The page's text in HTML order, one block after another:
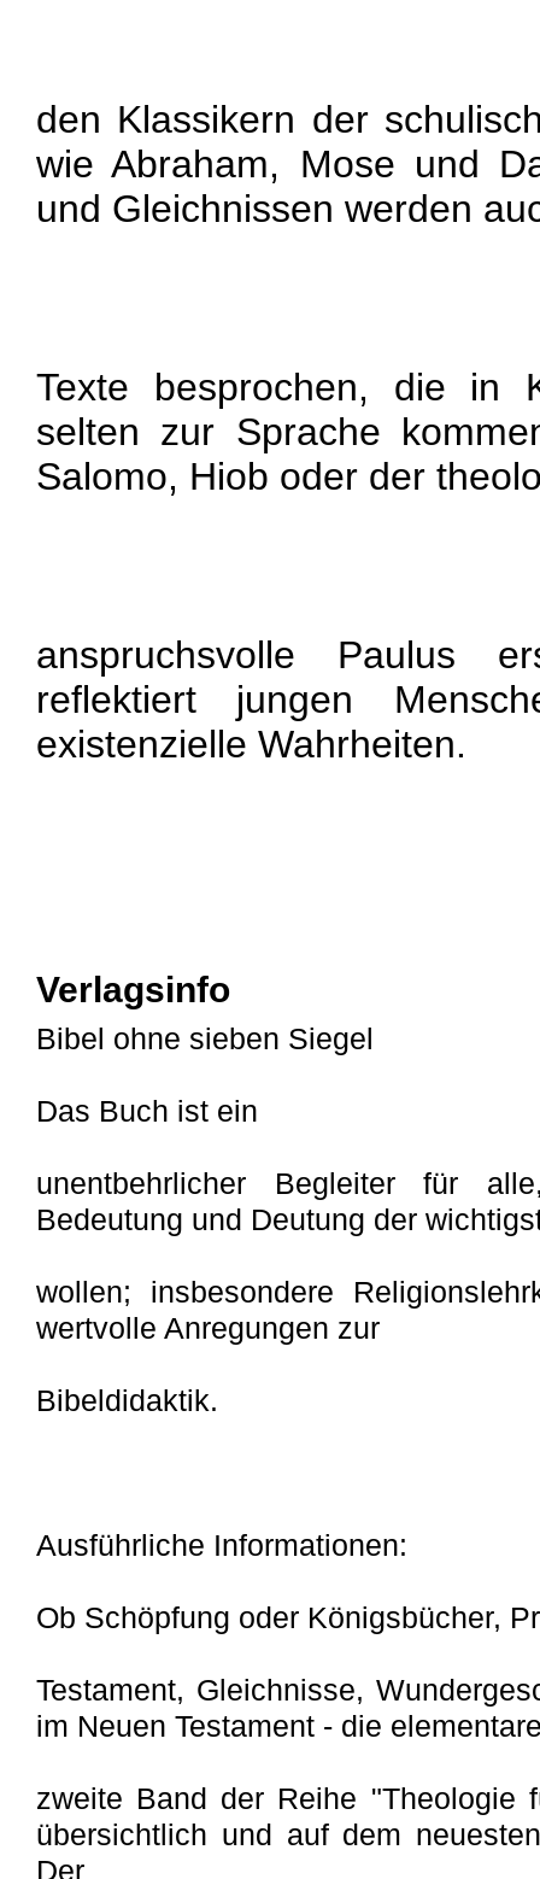
den Klassikern der
wie Abraham, Mose und
und Gleichnissen werden
Texte besprochen, die in
selten zur Sprache
Salomo, Hiob oder der
anspruchsvolle Paulus
reflektiert jungen
existenzielle Wahrheiten.
Verlagsinfo
Bibel ohne sieben Siegel
Das Buch ist ein
unentbehrlicher Begleiter für
Bedeutung und Deutung der
wollen; insbesondere
wertvolle Anregungen zur
Bibeldidaktik.
Ausführliche Informationen:
Ob Schöpfung oder Königsbücher,
Testament, Gleichnisse,
im Neuen Testament - die
zweite Band der Reihe "Theologie
übersichtlich und auf dem
Der